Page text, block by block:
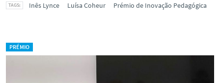
Inês Lynce
Luísa Coheur Prémio de Inovação Pedagógica
PRÉMIO